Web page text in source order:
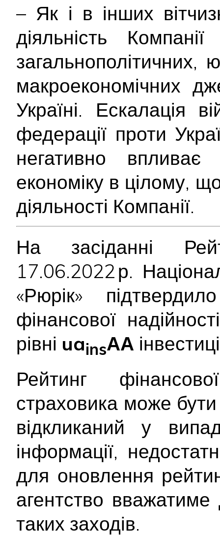
– Як і в інших
діяльність
загальнополітичних,
макроекономічних
Україні. Ескалація
федерації проти
негативно
економіку в цілому,
діяльності Компанії.
На засіданні
17.06.2022 р.
«Рюрік»
фінансової
рівні uainsАА
Рейтинг
страховика може
відкликаний у
інформації,
для оновлення
агентство вважатиме
таких заходів.